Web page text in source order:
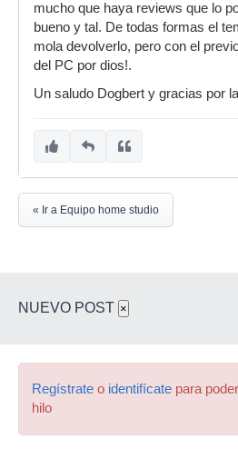
mucho que haya reviews que lo
bueno y tal. De todas formas el
mola devolverlo, pero con el
del PC por dios!.
Un saludo Dogbert y gracias por
« Ir a Equipo home studio
NUEVO POST ×
Regístrate o identifícate para
hilo